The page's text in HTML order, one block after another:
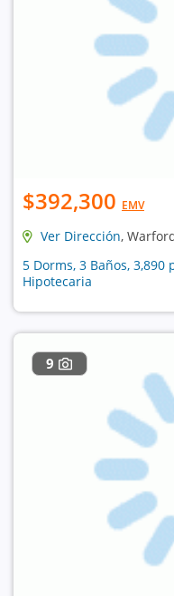
$392,300 EMV
Ver Dirección,
5 Dorms, 3 Baños,
Hipotecaria
9